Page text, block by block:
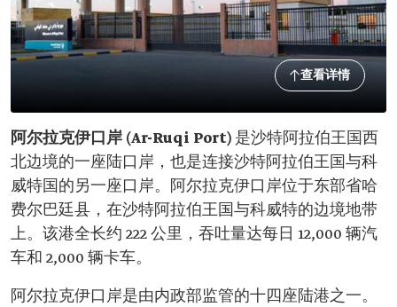
查看详情
阿尔拉克伊口岸 (Ar-Ruqi Port) 是沙特阿拉伯王国西
北边境的一座陆口岸，也是连接沙特阿拉伯王国与科
威特国的另一座口岸。阿尔拉克伊口岸位于东部省哈
费尔巴廷县，在沙特阿拉伯王国与科威特的边境地带
上。该港全长约 222 公里，吞吐量达每日 12,000 辆汽
车和 2,000 辆卡车。
阿尔拉克伊口岸是由内政部监管的十四座陆港之一。